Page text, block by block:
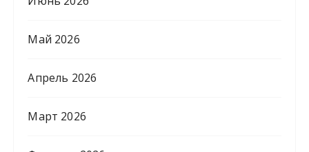
Май 2026
Апрель 2026
Март 2026